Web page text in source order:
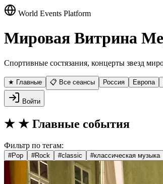
World Events Platform
Мировая Витрина
Спортивные состязания, концерты звезд
★ Главные 📋 Все сеансы Россия Европа
Войти
★ ★ Главные события
Фильтр по тегам:
#Pop #Rock #classic #классическая музыка